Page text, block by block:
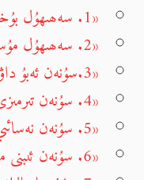
«1. سەھىھۇل بۇخارى»
«2. سەھىھۇل مۇسلىم»
«3.سۇنەن ئەبۇ داۋۇد»
«4. سۇنەن تىرمىزى»
«5. سۇنەن نەسائىي»
«6. سۇنەن ئىبنى ماجە»